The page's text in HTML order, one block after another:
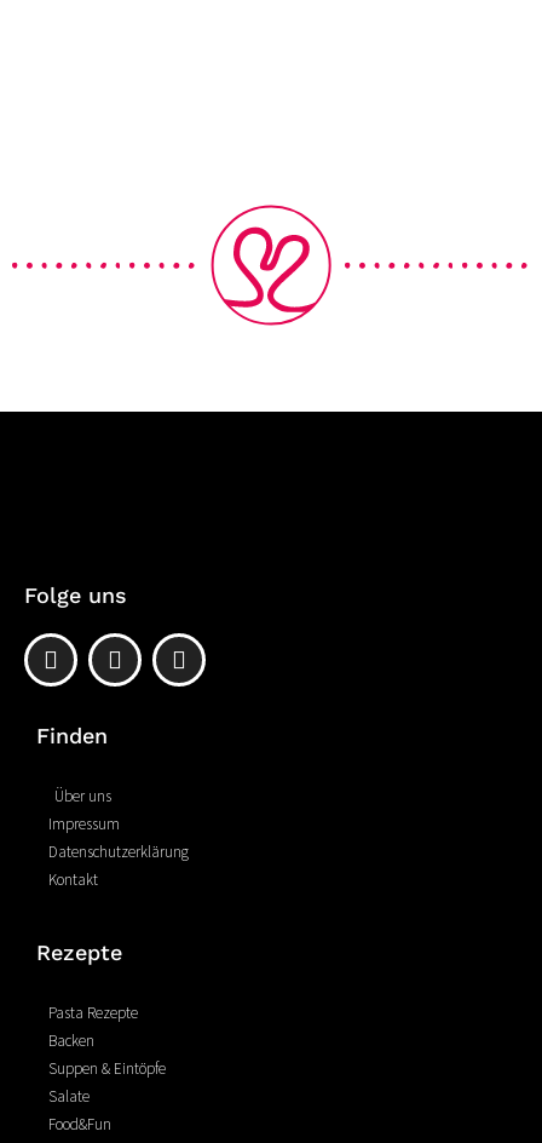
Folge uns
F
a
c
b
o
k
-
f
P
i
n
s
t
I
n
s
Finden
Über uns
Impressum
Datenschutzerklärung
Kontakt
Rezepte
Pasta Rezepte
Backen
Suppen & Eintöpfe
Salate
Food&Fun